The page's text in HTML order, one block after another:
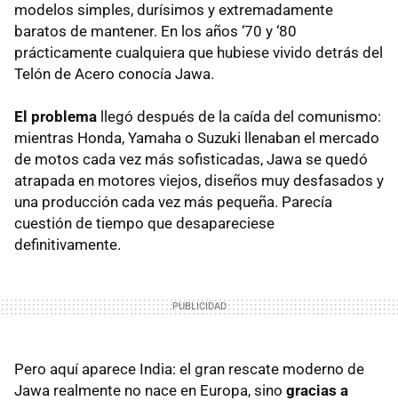
modelos simples, durísimos y extremadamente
baratos de mantener. En los años ‘70 y ‘80
prácticamente cualquiera que hubiese vivido detrás del
Telón de Acero conocía Jawa.
El problema llegó después de la caída del comunismo:
mientras Honda, Yamaha o Suzuki llenaban el mercado
de motos cada vez más sofisticadas, Jawa se quedó
atrapada en motores viejos, diseños muy desfasados y
una producción cada vez más pequeña. Parecía
cuestión de tiempo que desapareciese
definitivamente.
Pero aquí aparece India: el gran rescate moderno de
Jawa realmente no nace en Europa, sino gracias a